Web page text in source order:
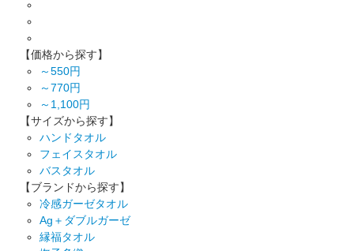
【価格から探す】
～550円
～770円
～1,100円
【サイズから探す】
ハンドタオル
フェイスタオル
バスタオル
【ブランドから探す】
冷感ガーゼタオル
Ag＋ダブルガーゼ
縁福タオル